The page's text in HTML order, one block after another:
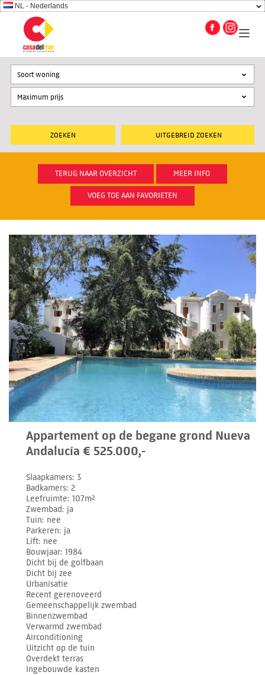
NL - Nederlands
UITGEBREID ZOEKEN
Soort woning
TERUG NAAR OVERZICHT MEER INFO
VOEG TOE AAN FAVORIETEN
Appartement op de begane grond Nueva
Andalucía € 525.000,-
Slaapkamers 3
Badkamers 2
Leefruimte 107m²
Zwembad ja
Tuin nee
Parkeren ja
Lift nee
Bouwjaar 1984
Dicht bij de golfbaan
Dicht bij zee
Urbanisatie
Recent gerenoveerd
Gemeenschappelijk zwembad
Binnenzwembad
Verwarmd zwembad
Airconditioning
Uitzicht op de tuin
Overdekt terras
Ingebouwde kasten